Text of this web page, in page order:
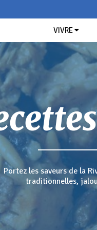
VIVRE
GOÛT DEL RIVIERA
Produits locaux de la
Portez les saveurs de la
traditionnelles,